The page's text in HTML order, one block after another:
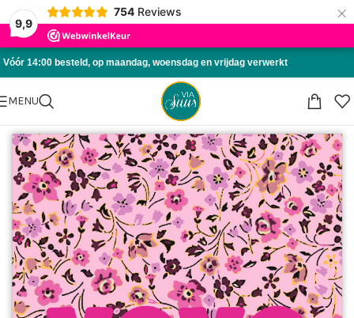
9,9
754 Reviews ×
Skip to navigation
Skip to main content
Vóór 14:00 besteld, op maandag, woensdag en vrijdag verwerkt
MENU